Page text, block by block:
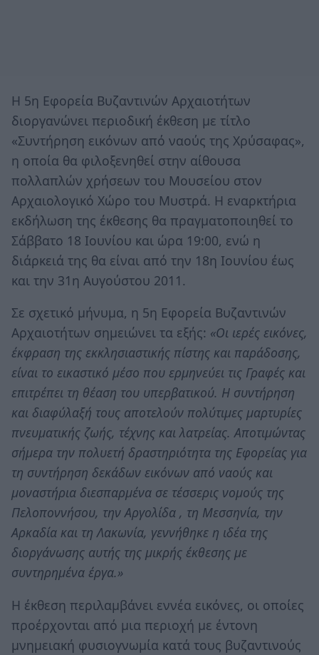
Η 5η Εφορεία Βυζαντινών Αρχαιοτήτων
διοργανώνει περιοδική έκθεση με τίτλο
«Συντήρηση εικόνων από ναούς της Χρύσαφας»,
η οποία θα φιλοξενηθεί στην αίθουσα
πολλαπλών χρήσεων του Μουσείου στον
Αρχαιολογικό Χώρο του Μυστρά. Η εναρκτήρια
εκδήλωση της έκθεσης θα πραγματοποιηθεί το
Σάββατο 18 Ιουνίου και ώρα 19:00, ενώ η
διάρκειά της θα είναι από την 18η Ιουνίου έως
και την 31η Αυγούστου 2011.
Σε σχετικό μήνυμα, η 5η Εφορεία Βυζαντινών
Αρχαιοτήτων σημειώνει τα εξής: «Οι ιερές εικόνες,
έκφραση της εκκλησιαστικής πίστης και παράδοσης,
είναι το εικαστικό μέσο που ερμηνεύει τις Γραφές και
επιτρέπει τη θέαση του υπερβατικού. Η συντήρηση
και διαφύλαξή τους αποτελούν πολύτιμες μαρτυρίες
πνευματικής ζωής, τέχνης και λατρείας. Αποτιμώντας
σήμερα την πολυετή δραστηριότητα της Εφορείας για
τη συντήρηση δεκάδων εικόνων από ναούς και
μοναστήρια διεσπαρμένα σε τέσσερις νομούς της
Πελοποννήσου, την Αργολίδα , τη Μεσσηνία, την
Αρκαδία και τη Λακωνία, γεννήθηκε η ιδέα της
διοργάνωσης αυτής της μικρής έκθεσης με
συντηρημένα έργα.»
Η έκθεση περιλαμβάνει εννέα εικόνες, οι οποίες
προέρχονται από μια περιοχή με έντονη
μνημειακή φυσιογνωμία κατά τους βυζαντινούς